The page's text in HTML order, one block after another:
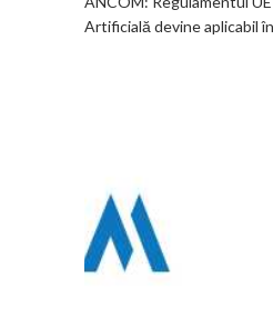
Artificială devine aplicabil